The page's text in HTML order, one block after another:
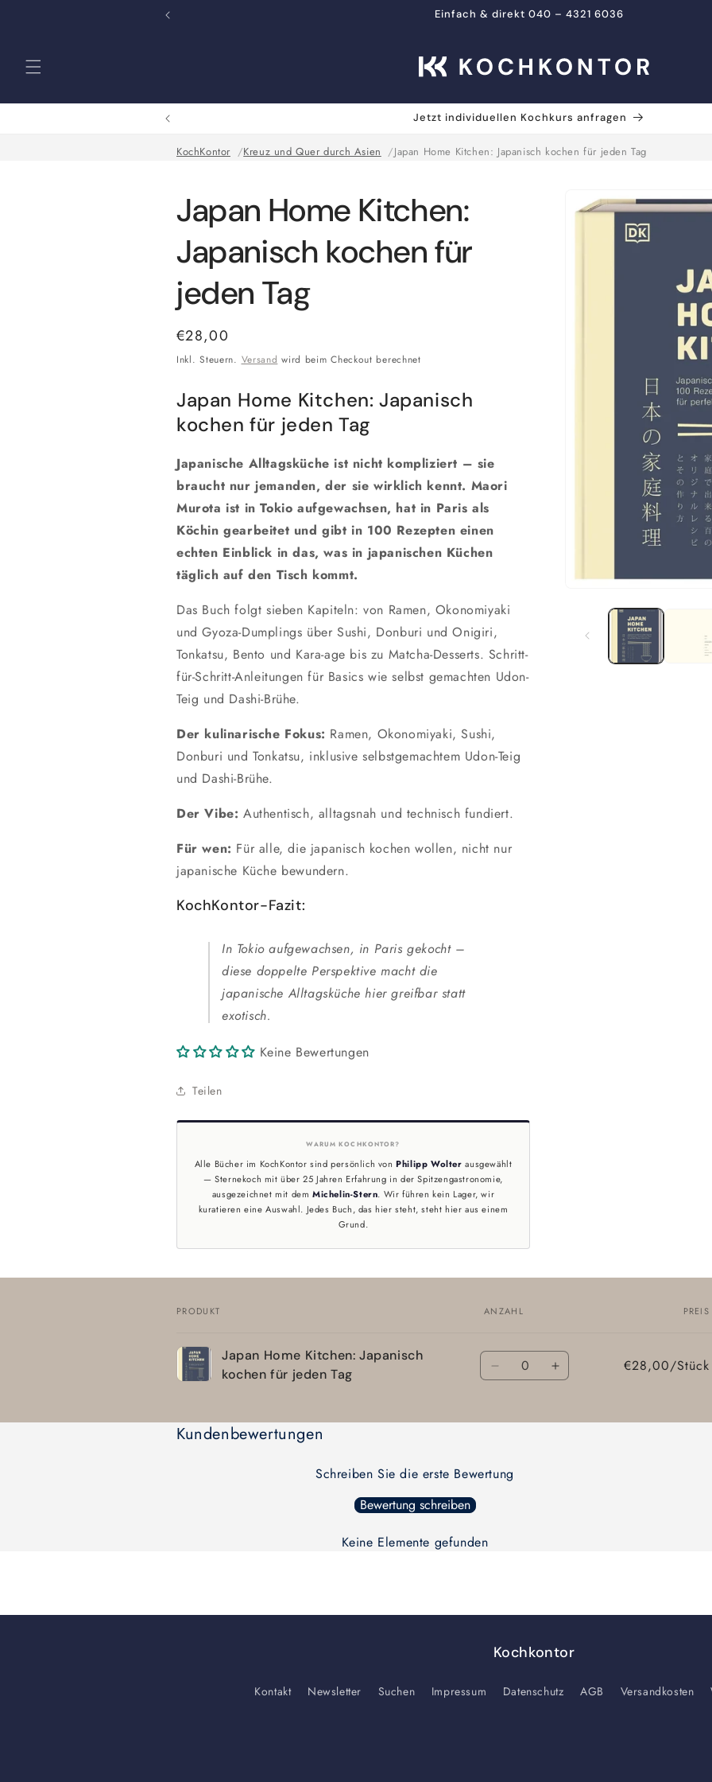
Einfach & direkt 040 – 4321 6036
Jetzt individuellen Kochkurs anfragen
KochKontor Kreuz und Quer durch Asien Japan Home Kitchen: Japanisch kochen für jeden Tag
Produktinformationen
öffnen
Japan Home Kitchen:
Japanisch kochen für
jeden Tag
Normaler
Preis
€28,00
Inkl. Steuern. Versand wird beim Checkout berechnet
Japan Home Kitchen: Japanisch
kochen für jeden Tag
Japanische Alltagsküche ist nicht kompliziert – sie
braucht nur jemanden, der sie wirklich kennt. Maori
Murota ist in Tokio aufgewachsen, hat in Paris als
Köchin gearbeitet und gibt in 100 Rezepten einen
echten Einblick in das, was in japanischen Küchen
täglich auf den Tisch kommt.
Das Buch folgt sieben Kapiteln: von Ramen, Okonomiyaki
und Gyoza-Dumplings über Sushi, Donburi und Onigiri,
Tonkatsu, Bento und Kara-age bis zu Matcha-Desserts. Schritt-
für-Schritt-Anleitungen für Basics wie selbst gemachten Udon-
Teig und Dashi-Brühe.
Der kulinarische Fokus: Ramen, Okonomiyaki, Sushi,
Donburi und Tonkatsu, inklusive selbstgemachtem Udon-Teig
und Dashi-Brühe.
Der Vibe: Authentisch, alltagsnah und technisch fundiert.
Für wen: Für alle, die japanisch kochen wollen, nicht nur
japanische Küche bewundern.
KochKontor-Fazit:
In Tokio aufgewachsen, in Paris gekocht –
diese doppelte Perspektive macht die
japanische Alltagsküche hier greifbar statt
exotisch.
Keine Bewertungen
Teilen
WARUM KOCHKONTOR?
Alle Bücher im KochKontor sind persönlich vonPhilipp Wolter ausgewählt
— Sternekoch mit über 25 Jahren Erfahrung in der Spitzengastronomie,
ausgezeichnet mit dem Michelin-Stern. Wir führen kein Lager, wir
kuratieren eine Auswahl. Jedes Buch, das hier steht, steht hier aus einem
Grund.
Dein
Warenkorb
PRODUKT ANZAHL PREIS
Japan Home Kitchen: Japanisch
kochen für jeden Tag
Anzahl
Verringere
für
Erhöhe
für
€28,00/Stück
geladen ...
Kundenbewertungen
Schreiben Sie die erste Bewertung
Bewertung schreiben
Keine Elemente gefunden
Kochkontor
Kontakt Newsletter Suchen Impressum Datenschutz AGB Versandkosten